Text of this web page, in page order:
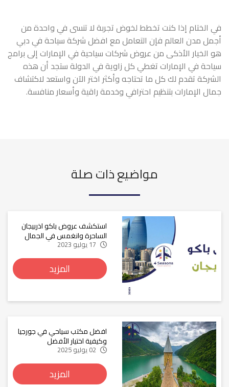
في الختام إذا كنت تخطط لخوض تجربة لا تنسى في واحدة من
أجمل مدن العالم فإن التعامل مع افضل شركة سياحة في دبي
هو الخيار الأذكى من عروض شركات سياحية في الإمارات إلى برامج
سياحة في الإمارات تغطي كل زاوية في الدولة ستجد أن هذه
الشركة تقدم لك كل ما تحتاجه وأكثر اختر الآن واستعد لاكتشاف
جمال الإمارات بتنظيم احترافي وخدمة راقية وأسعار منافسة.
مواضيع ذات صلة
استكشف عروض باكو اذربيجان
الساحرة وانغمس في الجمال
المزيد
افضل مكتب سياحي في جورجيا
وكيفية اختيار الأفضل
المزيد